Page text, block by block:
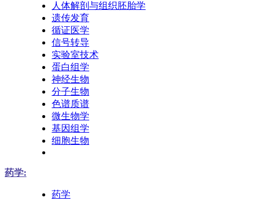
人体解剖与组织胚胎学
遗传发育
循证医学
信号转导
实验室技术
蛋白组学
神经生物
分子生物
色谱质谱
微生物学
基因组学
细胞生物
药学:
药学